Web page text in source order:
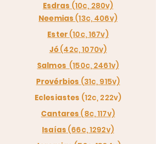
Esdras (10c, 280v)
Neemias (13c, 406v)
Ester(10c, 167v)
Jó(42c, 1070v)
Salmos (150c, 2461v)
Provérbios (31c, 915v)
Eclesiastes (12c, 222v)
Cantares (8c, 117v)
Isaías (66c, 1292v)